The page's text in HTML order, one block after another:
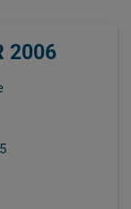
2006